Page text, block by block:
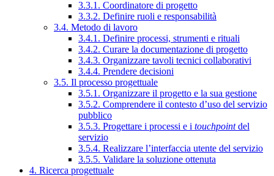
3.3.1. Coordinatore di progetto
3.3.2. Definire ruoli e responsabilità
3.4. Metodo di lavoro
3.4.1. Definire processi, strumenti e rituali
3.4.2. Curare la documentazione di progetto
3.4.3. Organizzare tavoli tecnici collaborativi
3.4.4. Prendere decisioni
3.5. Il processo progettuale
3.5.1. Organizzare il progetto e la sua gestione
3.5.2. Comprendere il contesto d’uso del servizio
pubblico
3.5.3. Progettare i processi e i touchpointdel
servizio
3.5.4. Realizzare l’interfaccia utente del servizio
3.5.5. Validare la soluzione ottenuta
4. Ricerca progettuale